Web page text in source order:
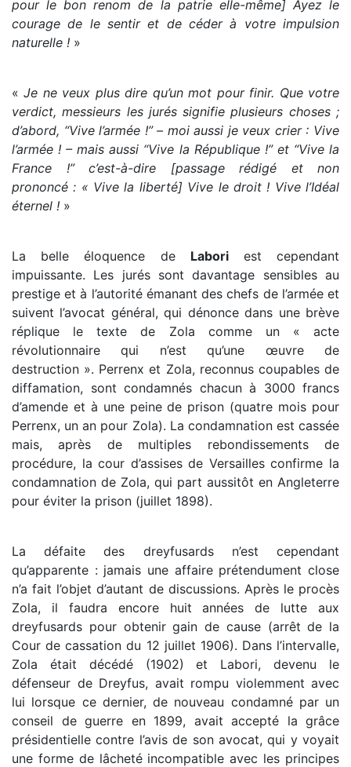
pour le bon renom de la patrie elle-même] Ayez le
courage de le sentir et de céder à votre impulsion
naturelle ! »
«Je ne veux plus dire qu’un mot pour finir. Que votre
verdict, messieurs les jurés signifie plusieurs choses ;
d’abord, “Vive l’armée !” – moi aussi je veux crier : Vive
l’armée ! – mais aussi “Vive la République !” et “Vive la
France !” c’est-à-dire [passage rédigé et non
prononcé : « Vive la liberté] Vive le droit ! Vive l’Idéal
éternel ! »
La belle éloquence de Laboriest cependant
impuissante. Les jurés sont davantage sensibles au
prestige et à l’autorité émanant des chefs de l’armée et
suivent l’avocat général, qui dénonce dans une brève
réplique le texte de Zola comme un « acte
révolutionnaire qui n’est qu’une œuvre de
destruction ». Perrenx et Zola, reconnus coupables de
diffamation, sont condamnés chacun à 3000 francs
d’amende et à une peine de prison (quatre mois pour
Perrenx, un an pour Zola). La condamnation est cassée
mais, après de multiples rebondissements de
procédure, la cour d’assises de Versailles confirme la
condamnation de Zola, qui part aussitôt en Angleterre
pour éviter la prison (juillet 1898).
La défaite des dreyfusards n’est cependant
qu’apparente : jamais une affaire prétendument close
n’a fait l’objet d’autant de discussions. Après le procès
Zola, il faudra encore huit années de lutte aux
dreyfusards pour obtenir gain de cause (arrêt de la
Cour de cassation du 12 juillet 1906). Dans l’intervalle,
Zola était décédé (1902) et Labori, devenu le
défenseur de Dreyfus, avait rompu violemment avec
lui lorsque ce dernier, de nouveau condamné par un
conseil de guerre en 1899, avait accepté la grâce
présidentielle contre l’avis de son avocat, qui y voyait
une forme de lâcheté incompatible avec les principes